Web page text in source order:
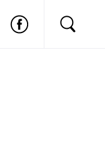
Nu ai cont?